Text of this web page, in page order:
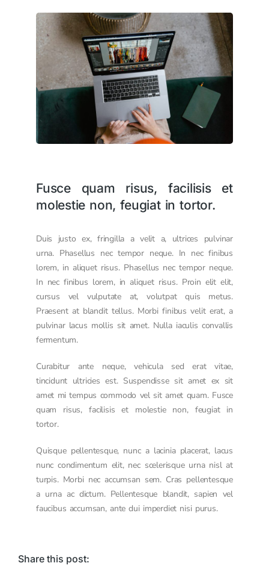
Fusce quam risus, facilisis et
molestie non, feugiat in tortor.
Duis justo ex, fringilla a velit a, ultrices pulvinar
urna. Phasellus nec tempor neque. In nec finibus
lorem, in aliquet risus. Phasellus nec tempor neque.
In nec finibus lorem, in aliquet risus. Proin elit elit,
cursus vel vulputate at, volutpat quis metus.
Praesent at blandit tellus. Morbi finibus velit erat, a
pulvinar lacus mollis sit amet. Nulla iaculis convallis
fermentum.
Curabitur ante neque, vehicula sed erat vitae,
tincidunt ultricies est. Suspendisse sit amet ex sit
amet mi tempus commodo vel sit amet quam. Fusce
quam risus, facilisis et molestie non, feugiat in
tortor.
Quisque pellentesque, nunc a lacinia placerat, lacus
nunc condimentum elit, nec scelerisque urna nisl at
turpis. Morbi nec accumsan sem. Cras pellentesque
a urna ac dictum. Pellentesque blandit, sapien vel
faucibus accumsan, ante dui imperdiet nisi purus.
Share this post: